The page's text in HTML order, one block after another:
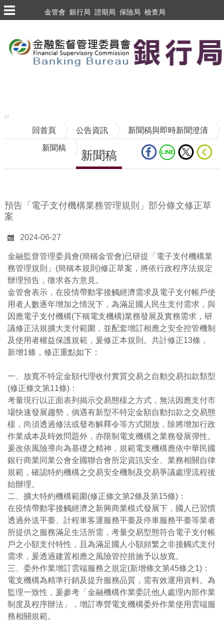
跳到主要內容區塊
金管會 銀行局 證期局 保險局 檢查局
:::
回首頁 公告資訊 新聞稿與即時新聞澄清
新聞稿
新聞稿
預告「電子支付機構業務管理規則」部分條文修正草
案
2024-06-27
金融監督管理委員會(簡稱金管會)已研提「電子支付機構業
務管理規則」(簡稱本規則)修正草案，將依行政程序法規定
辦理預告，徵求各方意見。
金管會表示，在疫情帶動零接觸經濟需求及電子支付帳戶使
用者人數逐年增加之情況下，為滿足國人民生支付需求，與
因應電子支付機構(下稱電支機構)業務發展及實務需求，研
議修正法規擴大支付範圍，並配套增訂相應之安全控管機制
及使用者權益保護規範，爰修正本規則。共計修正13條，
新增1條，修正重點如下：
一、放寬不特定金額代理收付實質交易之自動交易扣款類型
(修正條文第11條)：
考量現行以正面表列揭示交易態樣之方式，無法因應支付市
場快速發展趨勢，倘遇有新型不特定金額自動扣款之交易態
樣，尚須透過修法或發布解釋令等方式開放，除將增加行政
作業成本及時效問題外，亦限制電支機構之業務發展彈性。
爰改依風險導向為基礎之精神，規範電支機構應依中華民國
銀行商業同業公會全國聯合會所定資訊安全、業務相關自律
規範，確認特約機構之交易安全機制及交易爭議處理流程後
始辦理。
二、擴大特約機構範圍(修正條文第2條及第15條)：
在疫情帶動零接觸經濟之新興商業模式發展下，國人已習慣
透過外送平臺、計程車客運服務平臺及停車服務平臺等業者
所提供之服務滿足生活所需，考量交易型態符合電子支付帳
戶之小額支付特性，且為滿足國人小額頻繁之非接觸式支付
需求，爰透過建置相應之風險管控措施予以放寬。
三、委外作業增訂雲端服務之規定(新增條文第45條之1)：
電支機構為精準行銷及提升服務品質，需有效運用資料。為
監理一致性，爰參考「金融機構作業委託他人處理內部作業
制度及程序辦法」，增訂專營電支機構委外作業使用雲端服
務相關規範。